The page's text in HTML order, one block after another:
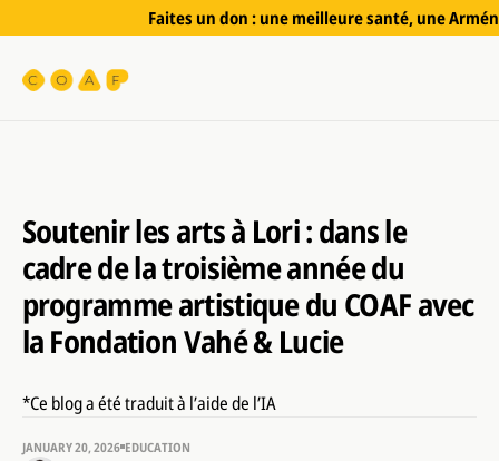
Faites un don : une meilleure santé, une
Soutenir les arts à Lori : dans le
cadre de la troisième année du
programme artistique du COAF avec
la Fondation Vahé & Lucie
*Ce blog a été traduit à l’aide de l’IA
JANUARY 20, 2026 EDUCATION